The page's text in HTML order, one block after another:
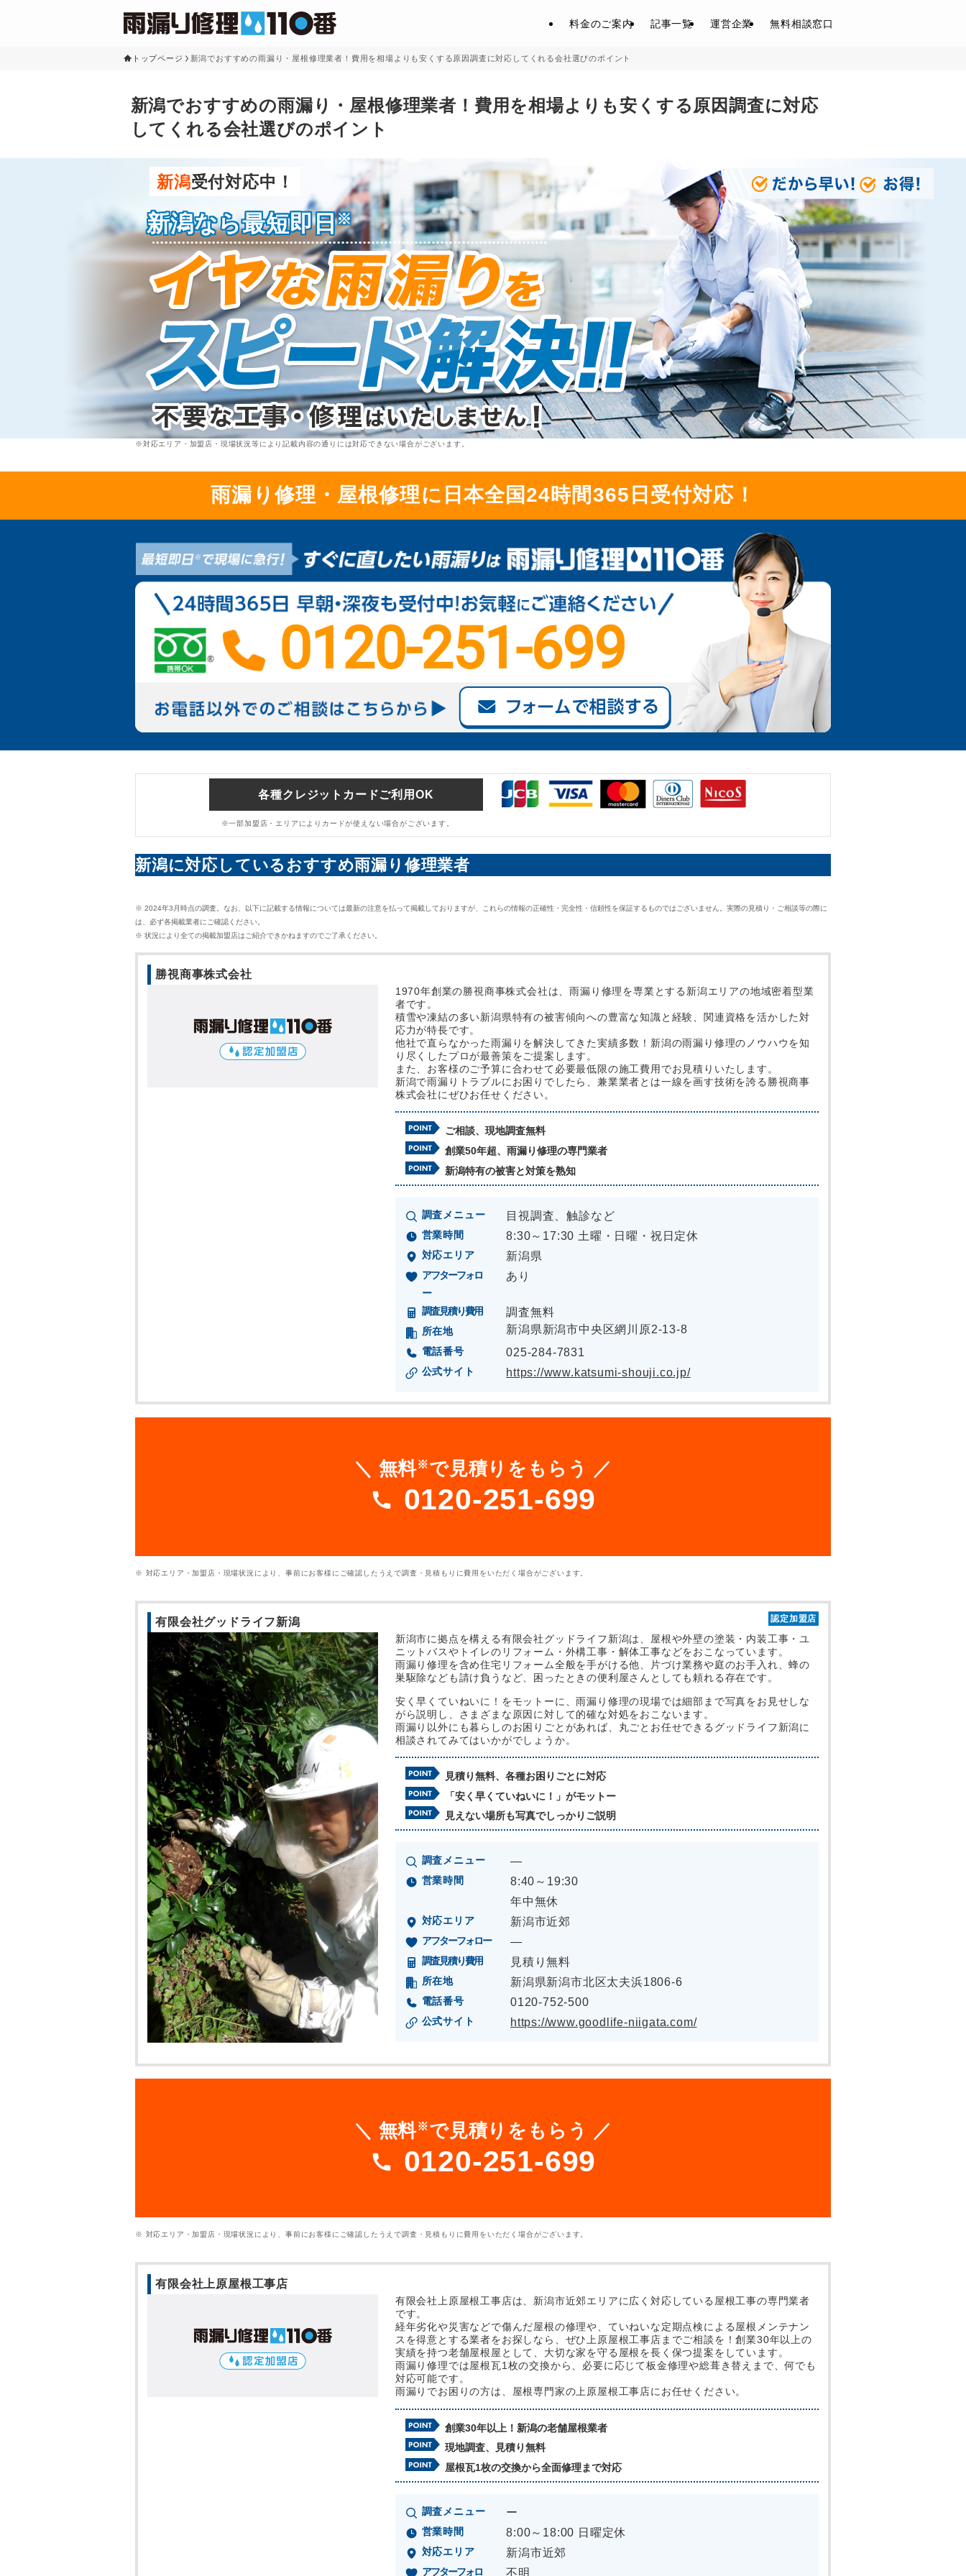
料金のご案内 記事一覧 運営企業 無料相談窓口
トップページ 新潟でおすすめの雨漏り・屋根修理業者！費用を相場よりも安くする原因調査に対応してくれる会社選びのポイント
新潟でおすすめの雨漏り・屋根修理業者！費用を相場よりも安くする原因調査に対応
してくれる会社選びのポイント
新潟受付対応中！
新潟なら最短即日※
※対応エリア・加盟店・現場状況等により記載内容の通りには対応できない場合がございます。
雨漏り修理・屋根修理に日本全国24時間365日受付対応！
0120-251-699
各種クレジットカードご利用OK
※一部加盟店・エリアによりカードが使えない場合がございます。
新潟に対応しているおすすめ雨漏り修理業者
※ 2024年3月時点の調査。なお、以下に記載する情報については最新の注意を払って掲載しておりますが、これらの情報の正確性・完全性・信頼性を保証するものではございません。実際の見積り・ご相談等の際に
は、必ず各掲載業者にご確認ください。
※ 状況により全ての掲載加盟店はご紹介できかねますのでご了承ください。
勝視商事株式会社
1970年創業の勝視商事株式会社は、雨漏り修理を専業とする新潟エリアの地域密着型業
者です。
積雪や凍結の多い新潟県特有の被害傾向への豊富な知識と経験、関連資格を活かした対
応力が特長です。
他社で直らなかった雨漏りを解決してきた実績多数！新潟の雨漏り修理のノウハウを知
り尽くしたプロが最善策をご提案します。
また、お客様のご予算に合わせて必要最低限の施工費用でお見積りいたします。
新潟で雨漏りトラブルにお困りでしたら、兼業業者とは一線を画す技術を誇る勝視商事
株式会社にぜひお任せください。
ご相談、現地調査無料
創業50年超、雨漏り修理の専門業者
新潟特有の被害と対策を熟知
調査メニュー 目視調査、触診など
営業時間 8:30～17:30 土曜・日曜・祝日定休
対応エリア 新潟県
アフターフォロ
ー
あり
調査見積り費用 調査無料
所在地 新潟県新潟市中央区網川原2-13-8
電話番号 025-284-7831
公式サイト https://www.katsumi-shouji.co.jp/
＼ 無料※で見積りをもらう ／
0120-251-699
※ 対応エリア・加盟店・現場状況により、事前にお客様にご確認したうえで調査・見積もりに費用をいただく場合がございます。
有限会社グッドライフ新潟 認定加盟店
新潟市に拠点を構える有限会社グッドライフ新潟は、屋根や外壁の塗装・内装工事・ユ
ニットバスやトイレのリフォーム・外構工事・解体工事などをおこなっています。
雨漏り修理を含め住宅リフォーム全般を手がける他、片づけ業務や庭のお手入れ、蜂の
巣駆除なども請け負うなど、困ったときの便利屋さんとしても頼れる存在です。
安く早くていねいに！をモットーに、雨漏り修理の現場では細部まで写真をお見せしな
がら説明し、さまざまな原因に対して的確な対処をおこないます。
雨漏り以外にも暮らしのお困りごとがあれば、丸ごとお任せできるグッドライフ新潟に
相談されてみてはいかがでしょうか。
見積り無料、各種お困りごとに対応
「安く早くていねいに！」がモットー
見えない場所も写真でしっかりご説明
調査メニュー ―
営業時間
8:40～19:30
年中無休
対応エリア 新潟市近郊
アフターフォロー ―
調査見積り費用 見積り無料
所在地 新潟県新潟市北区太夫浜1806-6
電話番号 0120-752-500
公式サイト https://www.goodlife-niigata.com/
＼ 無料※で見積りをもらう ／
0120-251-699
※ 対応エリア・加盟店・現場状況により、事前にお客様にご確認したうえで調査・見積もりに費用をいただく場合がございます。
有限会社上原屋根工事店
有限会社上原屋根工事店は、新潟市近郊エリアに広く対応している屋根工事の専門業者
です。
経年劣化や災害などで傷んだ屋根の修理や、ていねいな定期点検による屋根メンテナン
スを得意とする業者をお探しなら、ぜひ上原屋根工事店までご相談を！創業30年以上の
実績を持つ老舗屋根屋として、大切な家を守る屋根を長く保つ提案をしています。
雨漏り修理では屋根瓦1枚の交換から、必要に応じて板金修理や総葺き替えまで、何でも
対応可能です。
雨漏りでお困りの方は、屋根専門家の上原屋根工事店にお任せください。
創業30年以上！新潟の老舗屋根業者
現地調査、見積り無料
屋根瓦1枚の交換から全面修理まで対応
調査メニュー ー
営業時間 8:00～18:00 日曜定休
対応エリア 新潟市近郊
アフターフォロ 不明